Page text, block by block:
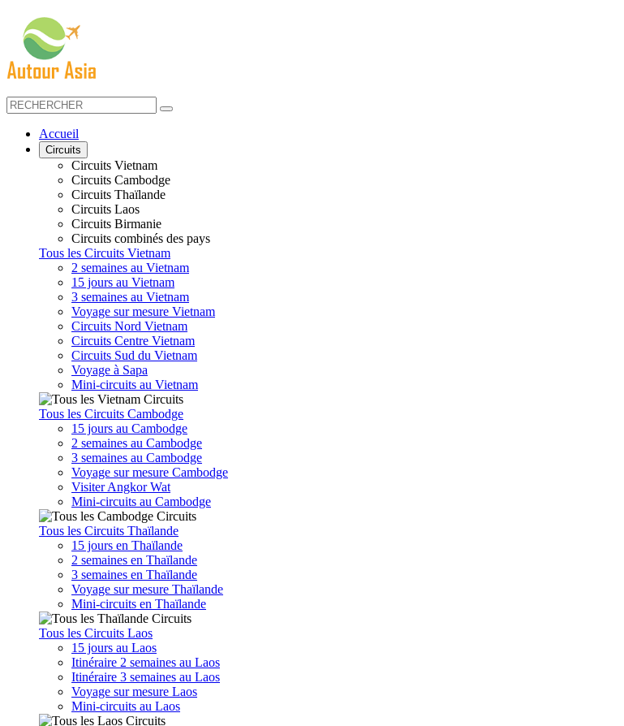
Accueil
Circuits
Circuits Vietnam
Circuits Cambodge
Circuits Thaïlande
Circuits Laos
Circuits Birmanie
Circuits combinés des pays
Tous les Circuits Vietnam
2 semaines au Vietnam
15 jours au Vietnam
3 semaines au Vietnam
Voyage sur mesure Vietnam
Circuits Nord Vietnam
Circuits Centre Vietnam
Circuits Sud du Vietnam
Voyage à Sapa
Mini-circuits au Vietnam
Tous les Circuits Cambodge
15 jours au Cambodge
2 semaines au Cambodge
3 semaines au Cambodge
Voyage sur mesure Cambodge
Visiter Angkor Wat
Mini-circuits au Cambodge
Tous les Circuits Thaïlande
15 jours en Thaïlande
2 semaines en Thaïlande
3 semaines en Thaïlande
Voyage sur mesure Thaïlande
Mini-circuits en Thaïlande
Tous les Circuits Laos
15 jours au Laos
Itinéraire 2 semaines au Laos
Itinéraire 3 semaines au Laos
Voyage sur mesure Laos
Mini-circuits au Laos